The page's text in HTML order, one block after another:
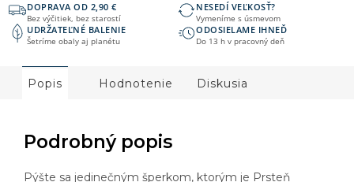
DOPRAVA OD 2,90 €
Bez výčitiek, bez starostí
NESEDÍ VEĽKOSŤ?
Vymeníme s úsmevom
UDRŽATEĽNÉ BALENIE
Šetríme obaly aj planétu
ODOSIELAME IHNEĎ
Do 13 h v pracovný deň
Popis Hodnotenie Diskusia
Podrobný popis
Pýšte sa jedinečným šperkom, ktorým je Prsteň